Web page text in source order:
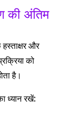
की अंतिम
और
को
है।
ध्यान रखें: